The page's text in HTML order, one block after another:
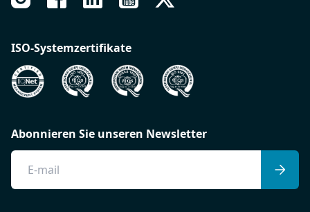
ISO-Systemzertifikate
Abonnieren Sie unseren Newsletter